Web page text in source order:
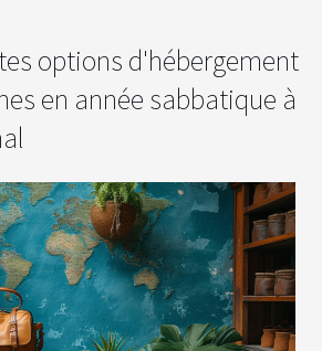
options d'hébergement
en année sabbatique à